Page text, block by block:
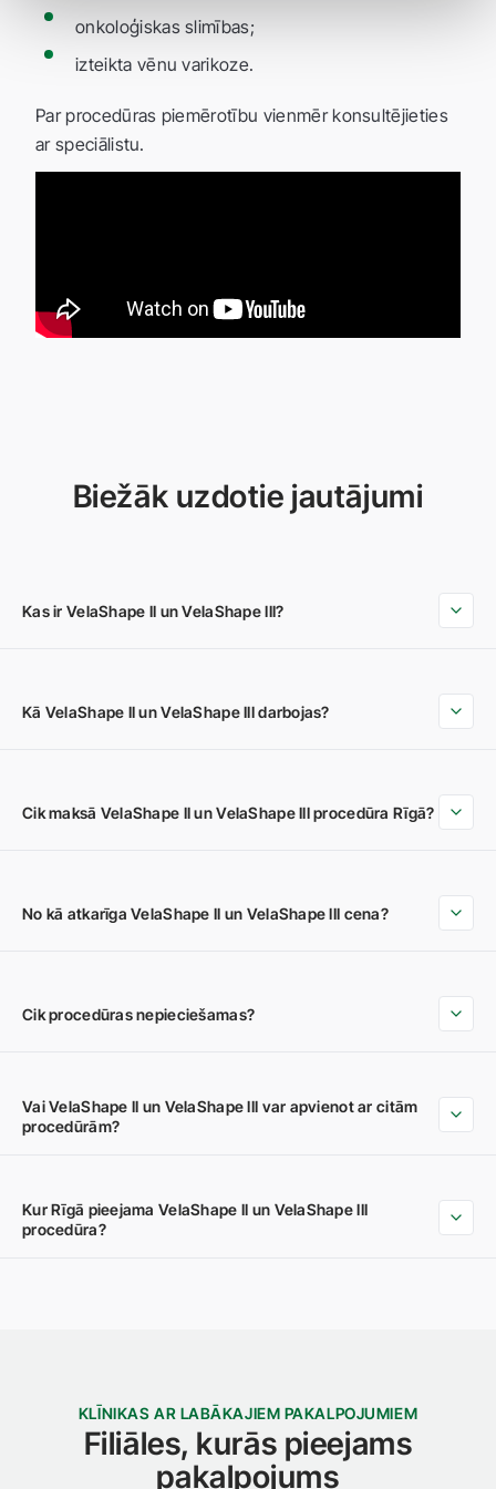
onkoloģiskas slimības;
izteikta vēnu varikoze.
Par procedūras piemērotību vienmēr konsultējieties
ar speciālistu.
Biežāk uzdotie jautājumi
Kas ir VelaShape II un VelaShape III?
Kā VelaShape II un VelaShape III darbojas?
Cik maksā VelaShape II un VelaShape III procedūra Rīgā?
No kā atkarīga VelaShape II un VelaShape III cena?
Cik procedūras nepieciešamas?
Vai VelaShape II un VelaShape III var apvienot ar citām
procedūrām?
Kur Rīgā pieejama VelaShape II un VelaShape III
procedūra?
KLĪNIKAS AR LABĀKAJIEM PAKALPOJUMIEM
Filiāles, kurās pieejams
pakalpojums